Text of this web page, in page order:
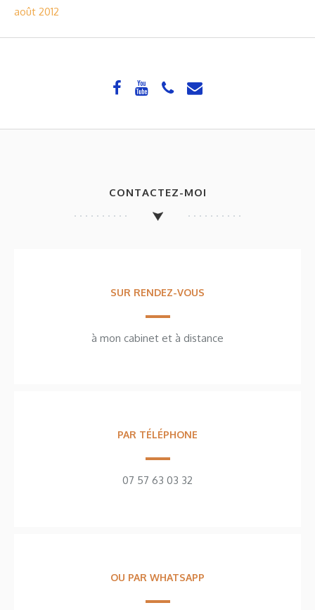
août 2012
CONTACTEZ-MOI
SUR RENDEZ-VOUS
à mon cabinet et à distance
PAR TÉLÉPHONE
07 57 63 03 32
OU PAR WHATSAPP